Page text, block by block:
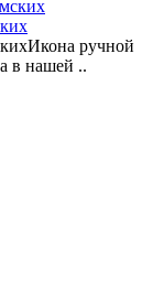
ручной
в нашей ..